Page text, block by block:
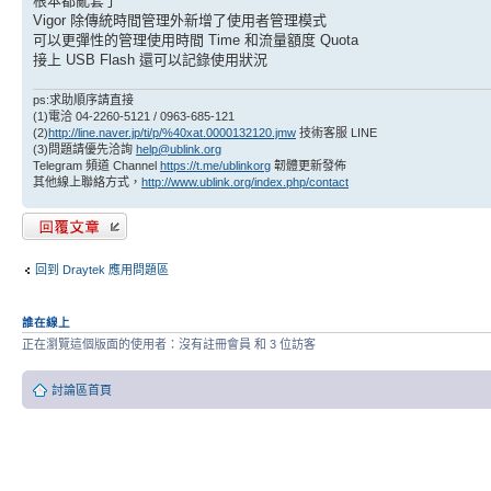
Vigor 除傳統時間管理外新增了使用者管理模式
可以更彈性的管理使用時間 Time 和流量額度 Quota
接上 USB Flash 還可以記錄使用狀況
ps:求助順序請直接
(1)電洽 04-2260-5121 / 0963-685-121
(2)http://line.naver.jp/ti/p/%40xat.0000132120.jmw 技術客服 LINE
(3)問題請優先洽詢 help@ublink.org
Telegram 頻道 Channel https://t.me/ublinkorg 韌體更新發佈
其他線上聯絡方式， http://www.ublink.org/index.php/contact
發表回覆
回到 Draytek 應用問題區
誰在線上
正在瀏覽這個版面的使用者：沒有註冊會員 和 3 位訪客
討論區首頁